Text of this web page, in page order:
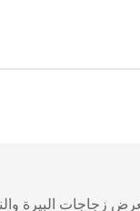
زجاجات البيرة